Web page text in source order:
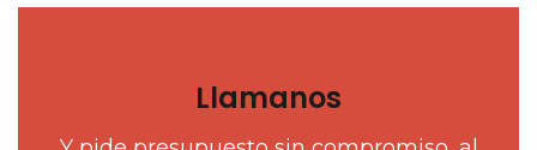
Llamanos